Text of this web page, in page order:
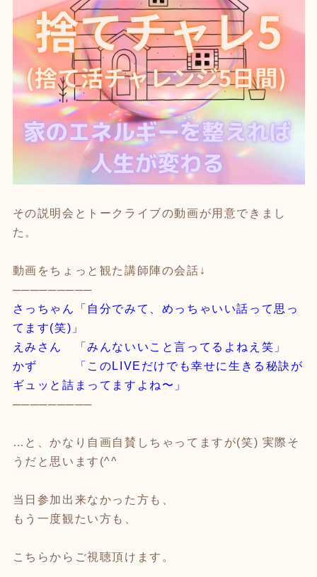
その説明会とトークライブの動画が用意できまし
た。
動画をちょっと観た講師陣の会話↓
─────────
さっちゃん「自分でみて、めっちゃいい話って思っ
てます(笑)」
えみさん 「みんないいこと言ってるよねえ笑」
かず 「このLIVEだけでも幸せに生きる秘訣が
ギュッと詰まってますよね〜」
─────────
…と、かなり自画自賛しちゃってますが(笑) 実際そ
うだと思います (^^ゞ
当日参加出来なかった方も、
もう一度観たい方も、
こちらからご視聴頂けます。